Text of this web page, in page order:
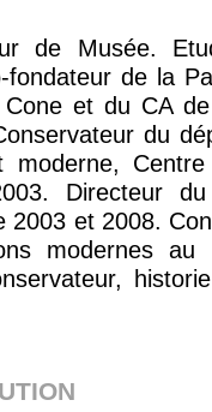
de Musée.
fondateur de la
et du CA
du
moderne,
Directeur du
2003 et 2008.
modernes au